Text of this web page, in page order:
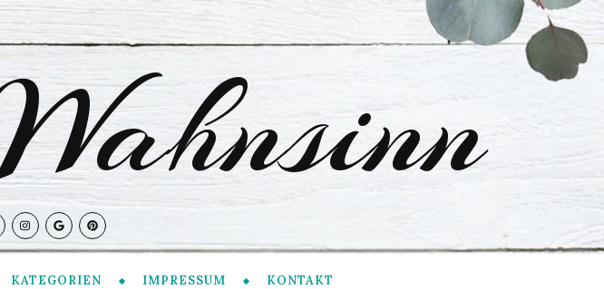
KATEGORIEN IMPRESSUM KONTAKT